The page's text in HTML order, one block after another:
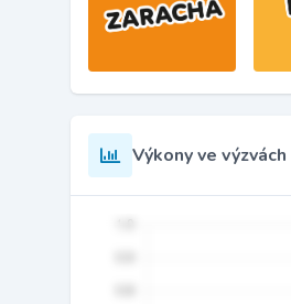
Výkony ve výzvách